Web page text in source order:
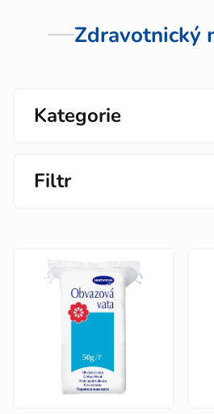
Zdravotnický
Kategorie
Filtr